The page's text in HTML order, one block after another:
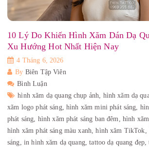
10 Lý Do Khiến Hình Xăm Dán Dạ
Xu Hướng Hot Nhất Hiện Nay
4 Tháng 6, 2026
By Biên Tập Viên
Bình Luận
hình xăm dạ quang chụp ảnh, hình xăm dạ
xăm logo phát sáng,hình xăm mini phát sáng,
phát sáng, hình xăm phát sáng ban đêm, hình
hình xăm phát sáng màu xanh,hình xăm TikTok,
sáng, in hình xăm dạ quang,tattoo dạ quang đẹp,